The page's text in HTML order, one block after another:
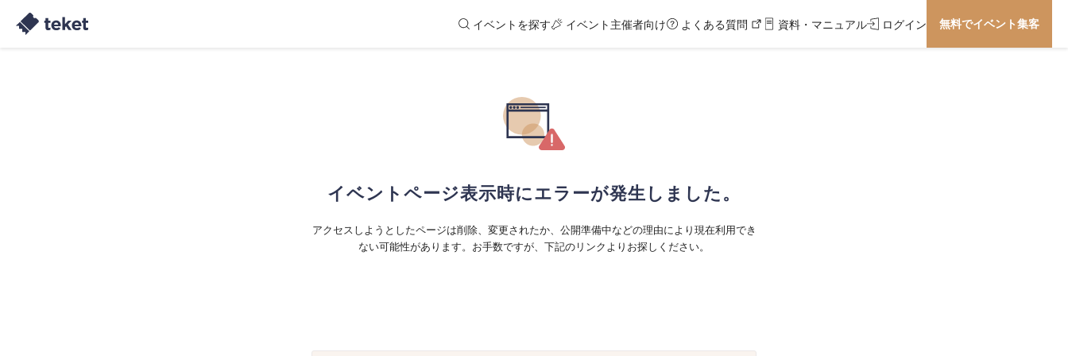
イベントを探す イベント主催者向け よくある質問 資料・マニュアル ログイン 無料でイベント集客
イベントページ表示時にエラーが発生しました。
アクセスしようとしたページは削除、変更されたか、公開準備中などの理由により現在利用でき
ない可能性があります。お手数ですが、下記のリンクよりお探しください。